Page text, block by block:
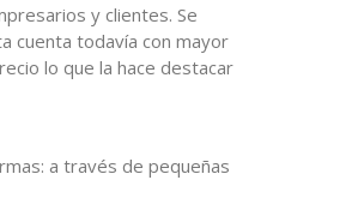
y clientes. Se
cuenta todavía con mayor
lo que la hace destacar
a través de pequeñas